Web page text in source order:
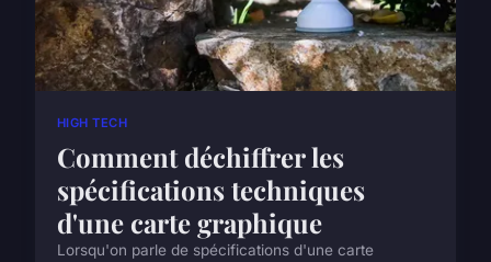
HIGH TECH
Comment déchiffrer les
spécifications techniques
d'une carte graphique
Lorsqu'on parle de spécifications d'une carte